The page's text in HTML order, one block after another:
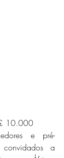
10.000
e pré-
convidados a